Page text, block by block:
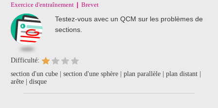
Exercice d'entraînement
Brevet
Testez-vous avec un QCM sur les problèmes de
sections.
Difficulté:
section d'un cube | section d'une sphère | plan parallèle | plan distant |
arête | disque